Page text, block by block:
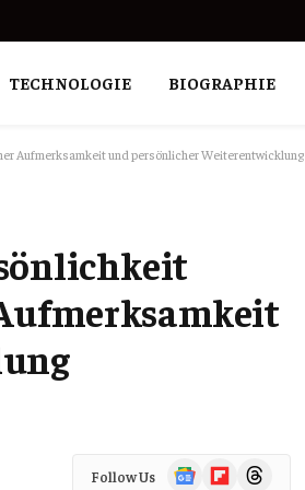
TECHNOLOGIE BIOGRAPHIE
Aufmerksamkeit und persönlicher Weiterentwicklung
Follow Us
GoogleFlipboardThreads